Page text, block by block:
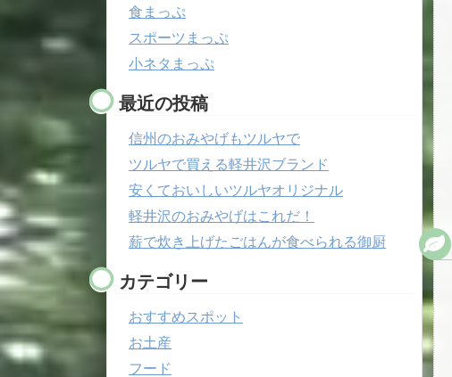
食まっぷ
スポーツまっぷ
小ネタまっぷ
最近の投稿
信州のおみやげもツルヤで
ツルヤで買える軽井沢ブランド
安くておいしいツルヤオリジナル
軽井沢のおみやげはこれだ！
薪で炊き上げたごはんが食べられる御厨
カテゴリー
おすすめスポット
お土産
フード